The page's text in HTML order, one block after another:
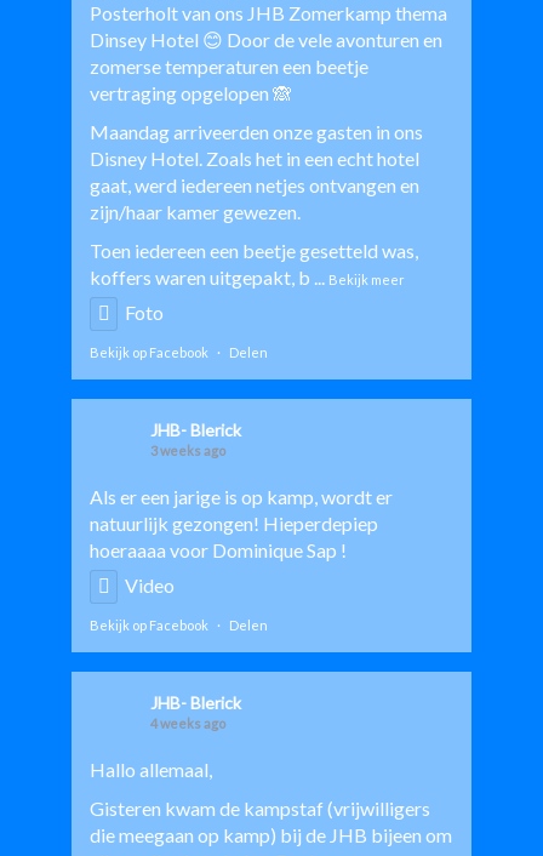
Posterholt van ons JHB Zomerkamp thema
Dinsey Hotel 😊 Door de vele avonturen en
zomerse temperaturen een beetje
vertraging opgelopen 🙈
Maandag arriveerden onze gasten in ons
Disney Hotel. Zoals het in een echt hotel
gaat, werd iedereen netjes ontvangen en
zijn/haar kamer gewezen.
Toen iedereen een beetje gesetteld was,
koffers waren uitgepakt, b ... Bekijk meer
Foto
Bekijk op Facebook · Delen
JHB- Blerick
3 weeks ago
Als er een jarige is op kamp, wordt er
natuurlijk gezongen! Hieperdepiep
hoeraaaa voor Dominique Sap !
Video
Bekijk op Facebook · Delen
JHB- Blerick
4 weeks ago
Hallo allemaal,
Gisteren kwam de kampstaf (vrijwilligers
die meegaan op kamp) bij de JHB bijeen om